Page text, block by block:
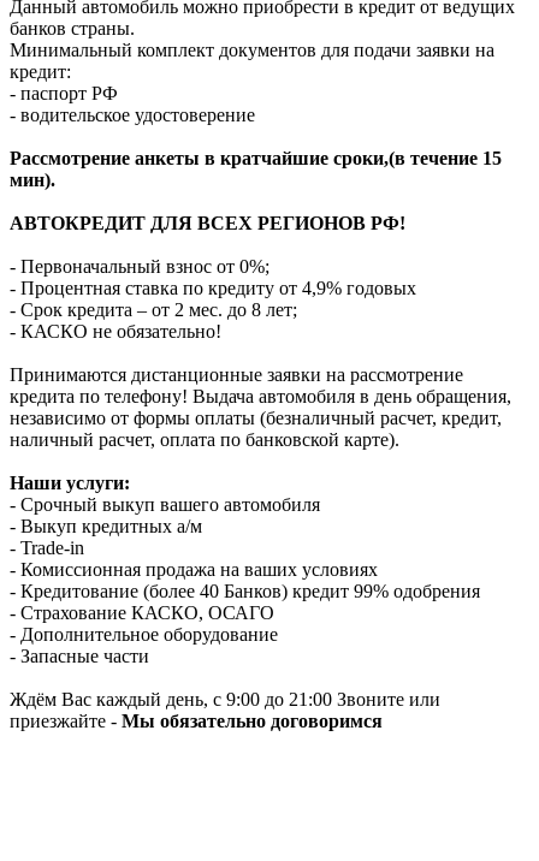
Данный автомобиль можно приобрести в кредит от ведущих
банков страны.
Минимальный комплект документов для подачи заявки на
кредит:
- паспорт РФ
- водительское удостоверение
Рассмотрение анкеты в кратчайшие сроки,(в течение 15
мин).
АВТОКРЕДИТ ДЛЯ ВСЕХ РЕГИОНОВ РФ!
- Первоначальный взнос от 0%;
- Процентная ставка по кредиту от 4,9% годовых
- Срок кредита – от 2 мес. до 8 лет;
- КАСКО не обязательно!
Принимаются дистанционные заявки на рассмотрение
кредита по телефону! Выдача автомобиля в день обращения,
независимо от формы оплаты (безналичный расчет, кредит,
наличный расчет, оплата по банковской карте).
Наши услуги:
- Срочный выкуп вашего автомобиля
- Выкуп кредитных а/м
- Trade-in
- Комиссионная продажа на ваших условиях
- Кредитование (более 40 Банков) кредит 99% одобрения
- Страхование КАСКО, ОСАГО
- Дополнительное оборудование
- Запасные части
Ждём Вас каждый день, с 9:00 до 21:00 Звоните или
приезжайте - Мы обязательно договоримся